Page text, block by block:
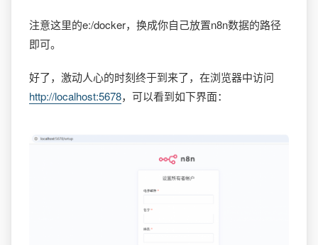
注意这里的e:/docker，换成你自己放置n8n数据的路径
即可。
好了，激动人心的时刻终于到来了，在浏览器中访问
http://localhost:5678，可以看到如下界面：